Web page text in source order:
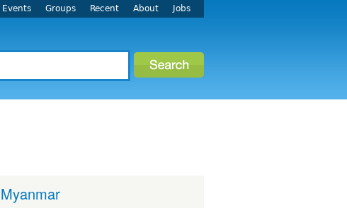
Events Groups Recent About Jobs
Myanmar